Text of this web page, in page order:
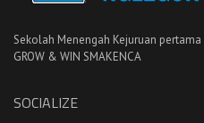
Sekolah Menengah Kejuruan
GROW & WIN SMAKENCA
SOCIALIZE